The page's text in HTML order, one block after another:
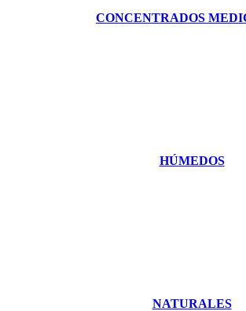
CONCENTRADOS
HÚMEDOS
NATURALES